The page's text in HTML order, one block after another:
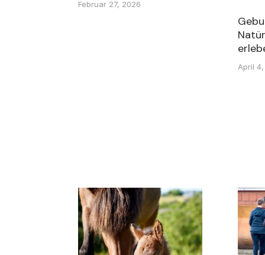
Februar 27, 2026
April